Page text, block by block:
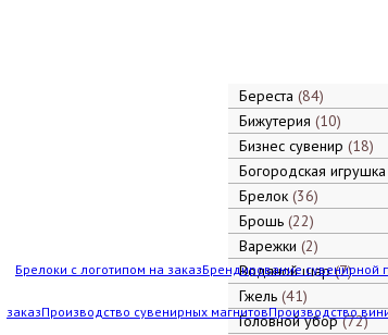
Брелоки с логотипом на заказБрендирование сувенирной
заказПроизводство сувенирных магнитовПроизводство
Береста 84
Бижутерия 10
Бизнес сувенир 18
Богородская игрушка
Брелок 36
Брошь 22
Варежки 2
Водяной шар 7
Гжель 41
Головной убор 72